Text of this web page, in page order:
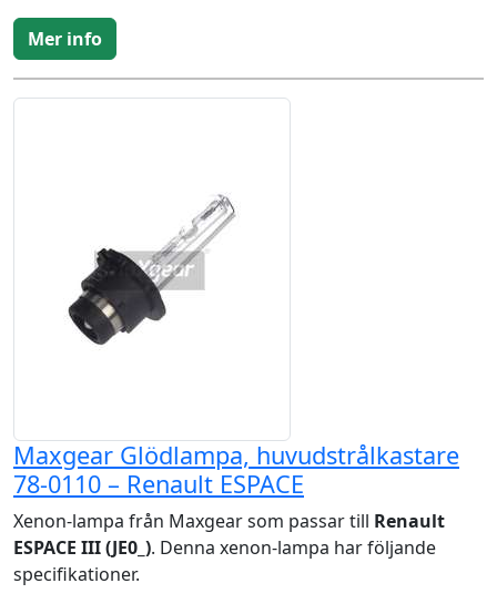
Mer info
Maxgear Glödlampa, huvudstrålkastare
78-0110 – Renault ESPACE
Xenon-lampa från Maxgear som passar till Renault
ESPACE III (JE0_). Denna xenon-lampa har följande
specifikationer.